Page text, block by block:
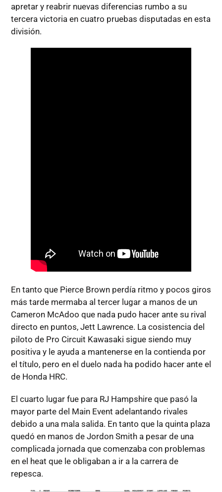
apretar y reabrir nuevas diferencias rumbo a su
tercera victoria en cuatro pruebas disputadas en esta
división.
En tanto que Pierce Brown perdía ritmo y pocos giros
más tarde mermaba al tercer lugar a manos de un
Cameron McAdoo que nada pudo hacer ante su rival
directo en puntos, Jett Lawrence. La cosistencia del
piloto de Pro Circuit Kawasaki sigue siendo muy
positiva y le ayuda a mantenerse en la contienda por
el título, pero en el duelo nada ha podido hacer ante el
de Honda HRC.
El cuarto lugar fue para RJ Hampshire que pasó la
mayor parte del Main Event adelantando rivales
debido a una mala salida. En tanto que la quinta plaza
quedó en manos de Jordon Smith a pesar de una
complicada jornada que comenzaba con problemas
en el heat que le obligaban a ir a la carrera de
repesca.